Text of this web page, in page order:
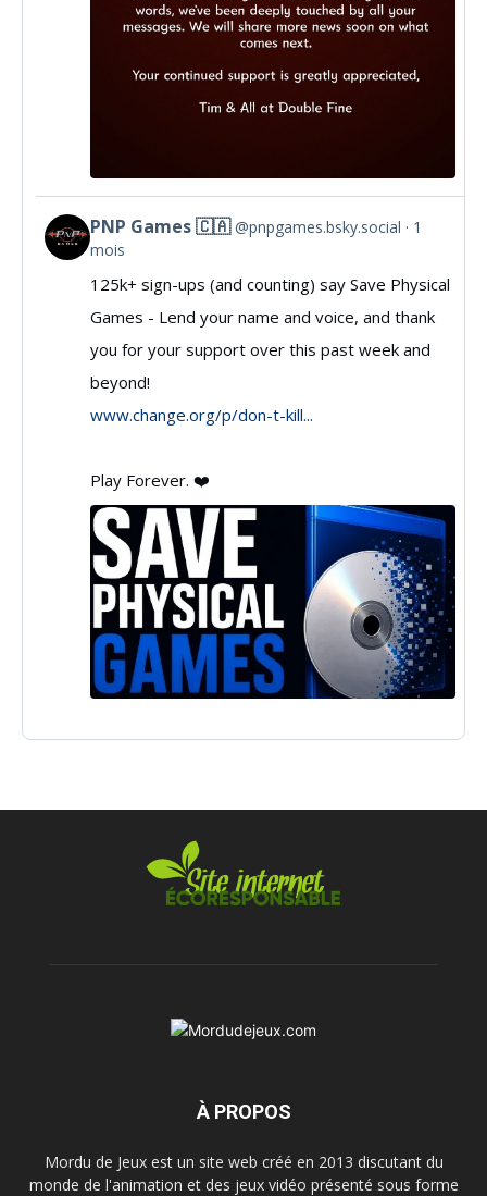
View
post
Games
PNP Games 🇨🇦 @pnpgames.bsky.social
1
mois
125k+ sign-ups (and counting) say Save Physical
Games - Lend your name and voice, and thank
you for your support over this past week and
beyond!
www.change.org/p/don-t-kill...
Play Forever. ❤️
À PROPOS
Mordu de Jeux est un site web créé en 2013 discutant du
monde de l'animation et des jeux vidéo présenté sous forme